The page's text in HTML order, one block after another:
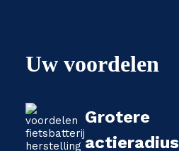
Uw voordelen
Grotere
actieradius